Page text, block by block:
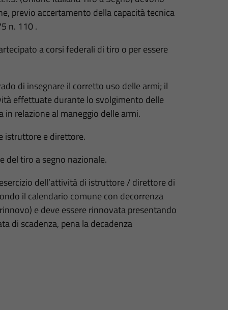
previo accertamento della capacità tecnica
n. 110 .
a corsi federali di tiro o per essere
di insegnare il corretto uso delle armi; il
effettuate durante lo svolgimento delle
relazione al maneggio delle armi.
istruttore e direttore.
del tiro a segno nazionale.
dell’attività di istruttore / direttore di
il calendario comune con decorrenza
e deve essere rinnovata presentando
di scadenza, pena la decadenza